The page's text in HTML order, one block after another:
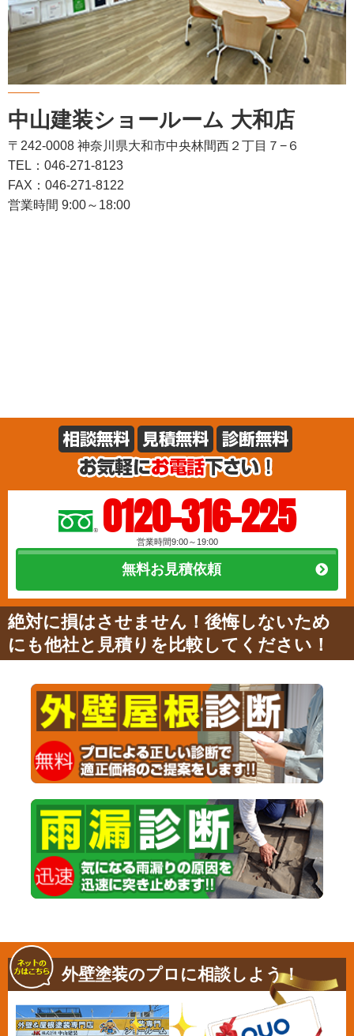
中山建装ショールーム 大和店
〒242-0008 神奈川県大和市中央林間西２丁目７−６
TEL：046-271-8123
FAX：046-271-8122
営業時間 9:00～18:00
0120-316-225
営業時間9:00～19:00
無料お見積依頼
絶対に損はさせません！後悔しないため
にも他社と見積りを比較してください！
外壁塗装のプロに相談しよう！